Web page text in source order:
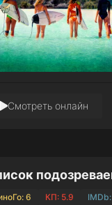
Смотреть онлайн
6 КП: 5.9 IMDb: